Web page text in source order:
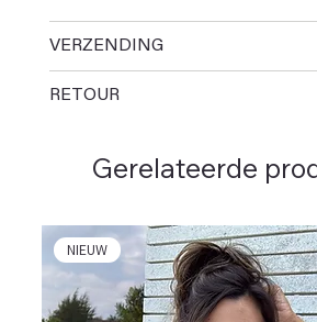
VERZENDING
RETOUR
Gerelateerde
NIEUW